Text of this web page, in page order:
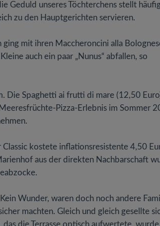
Geduld unseres Töchterchens stellt
zu den Hauptgerichten servieren.
ging mit ihren Maccheroncini alla
auch ein paar „Nunus“ abfallen, so
Die Spaghetti ai frutti di mare (12,50
Pizza-Erlebnis im Sommer
kostete inflationsresistente 4,50
aus der direkten Nachbarschaft
Wunder, waren doch noch andere
machten. Gleich und gleich gesellte
die Terrasse optisch aufwertete,